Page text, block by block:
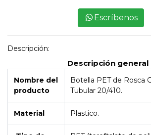
Escríbenos
Descripción:
Descripción general
Nombre del
producto
Botella PET de Rosca
Tubular 20/410.
Material Plastico.